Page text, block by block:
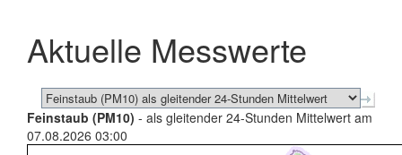
schließen
Aktuelle Messwerte
Feinstaub (PM10) - als gleitender 24-Stunden Mittelwert am
07.08.2026 03:00